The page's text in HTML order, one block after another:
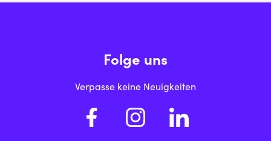
Folge uns
Verpasse keine Neuigkeiten